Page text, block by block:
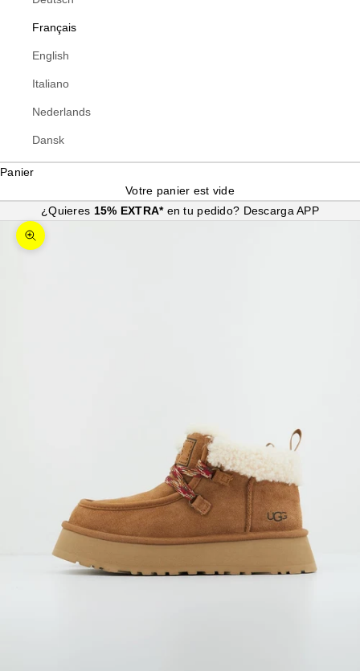
Français
English
Italiano
Nederlands
Dansk
Panier
Votre panier est vide
¿Quieres 15% EXTRA* en tu pedido? Descarga APP
Zoomer sur l'image